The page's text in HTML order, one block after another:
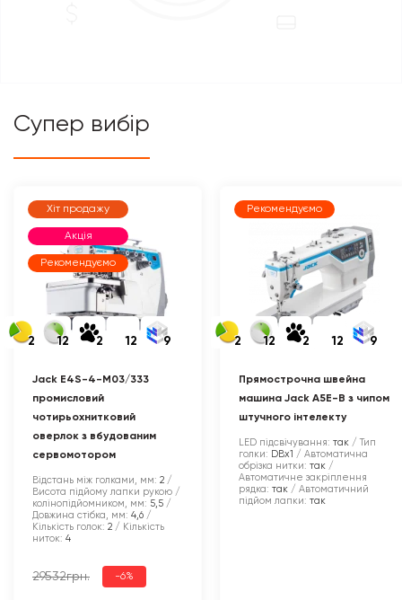
Супер вибір
Хіт продажу
Акція
Рекомендуємо
2 12 2 12 9
Jack E4S-4-M03/333
промисловий
чотирьохнитковий
оверлок з вбудованим
сервомотором
Відстань між голками, мм: 2
Висота підйому лапки рукою /
колінопідйомником, мм: 5,5
Довжина стібка, мм: 4,6
Кількість голок: 2
Кількість
ниток: 4
29532грн. -6%
Рекомендуємо
2 12 2 12 9
Прямострочна швейна
машина Jack A5E-B з чипом
штучного інтелекту
LED підсвічування: так
Тип
голки: DBx1
Автоматична
обрізка нитки: так
Автоматичне закріплення
рядка: так
Автоматичний
підйом лапки: так